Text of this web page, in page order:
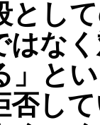
とし
はな
」と
否し